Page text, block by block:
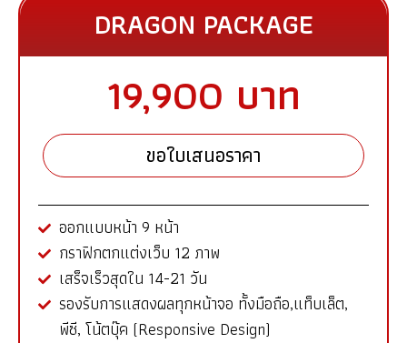
DRAGON PACKAGE
19,900 บาท
ขอใบเสนอราคา
ออกแบบหน้า 9 หน้า
กราฟิกตกแต่งเว็บ 12 ภาพ
เสร็จเร็วสุดใน 14-21 วัน
รองรับการแสดงผลทุกหน้าจอ ทั้งมือถือ,แท็บเล็ต,
พีซี, โน้ตบุ๊ค (Responsive Design)